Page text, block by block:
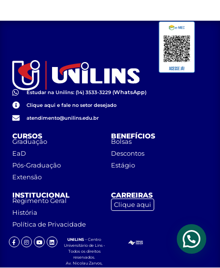
Estudar na Unilins: (14) 3533-3229 (WhatsApp)
Clique aqui e fale no setor desejado
atendimento@unilins.edu.br
CURSOS
Graduação
EaD
Pós-Graduação
Extensão
BENEFÍCIOS
Bolsas
Descontos
Estágio
INSTITUCIONAL
Regimento Geral
História
Política de Privacidade
CARREIRAS
Clique aqui
UNILINS – Centro
Universitário de Lins •
Todos os direitos
reservados.
Av. Nicolau Zarvos,